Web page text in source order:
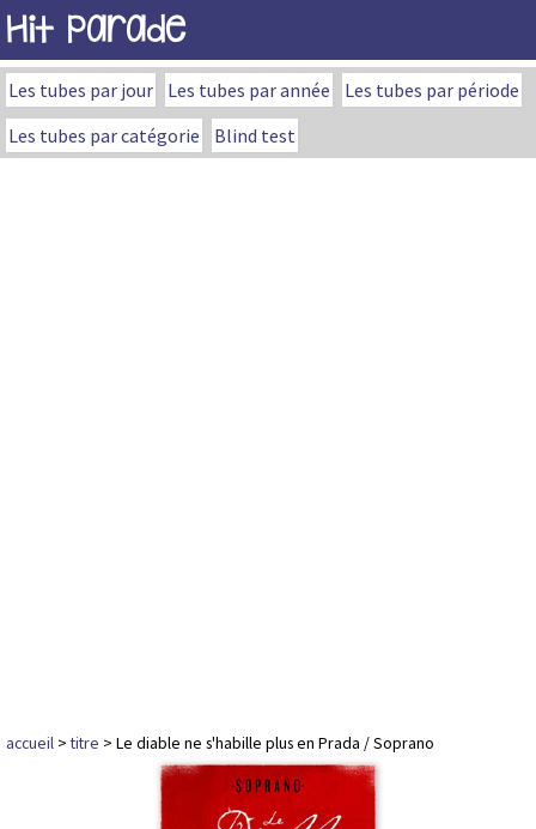
Hit Parade
Les tubes par jour Les tubes par année
Les tubes par période
Les tubes par catégorie
Blind test
accueil >titre > Le diable ne s'habille plus en Prada / Soprano